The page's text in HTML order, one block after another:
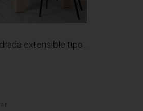
extensible tipo...